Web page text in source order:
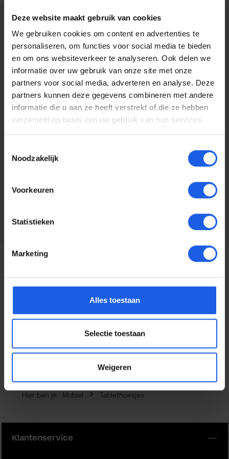
Deze website maakt gebruik van cookies
We gebruiken cookies om content en advertenties te
personaliseren, om functies voor social media te bieden
en om ons websiteverkeer te analyseren. Ook delen we
informatie over uw gebruik van onze site met onze
partners voor social media, adverteren en analyse. Deze
partners kunnen deze gegevens combineren met andere
informatie die u aan ze heeft verstrekt of die ze hebben
verzameld op basis van uw gebruik van hun services.
Noodzakelijk
Voorkeuren
Statistieken
Marketing
Alles toestaan
Selectie toestaan
Weigeren
Normale prijs:
Prijzen incl. BTW en excl. verzendkosten
Bestel nu
Productnummer:
OPPOPC2417
EAN:
6932169375603
Gratis verzending vanaf € 25,-
Beschrijving
Bescherm je OPPO Pad SE tegen krassen, stoten en
dagelijks gebruik met deze tablethoes. De hoes sluit netjes
Eigenschappen
Hier ben je: Mobiel Tablethoesjes
Klantenservice